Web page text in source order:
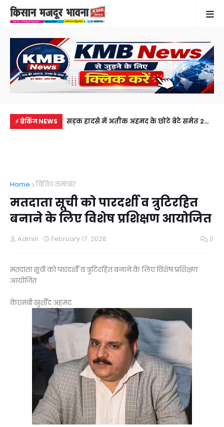
⚡ ब्रेकिंग NEWS
में से नहीं पहुंची एक
सड़क हादसे में अतीक अहमद के छोटे बेटे समेत 2
Home विविध समाचार
मतदाता सूची को पारदर्शी व त्रुटिरहित
बनाने के लिए विशेष प्रशिक्षण आयोजित
Admin February 17, 2026 0
मतदाता सूची को पारदर्शी व त्रुटिरहित बनाने के लिए विशेष प्रशिक्षण
आयोजित
केएमबी खुर्शीद अहमद